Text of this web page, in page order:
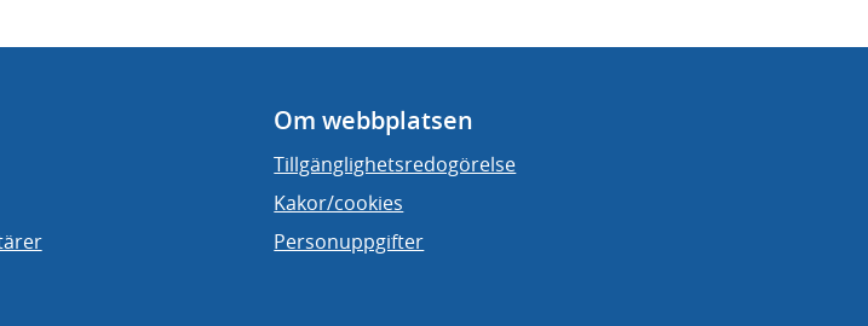
Om webbplatsen
Tillgänglighetsredogörelse
Kakor/cookies
Personuppgifter